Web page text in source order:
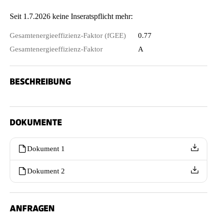
Seit 1.7.2026 keine Inseratspflicht mehr:
Gesamtenergieeffizienz-Faktor (fGEE)
0.77
Gesamtenergieeffizienz-Faktor
A
BESCHREIBUNG
DOKUMENTE
Dokument 1
Dokument 2
ANFRAGEN